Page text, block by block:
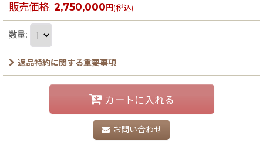
販売価格: 2,750,000円(税込)
数量:
返品特約に関する重要事項
カートに入れる
お問い合わせ